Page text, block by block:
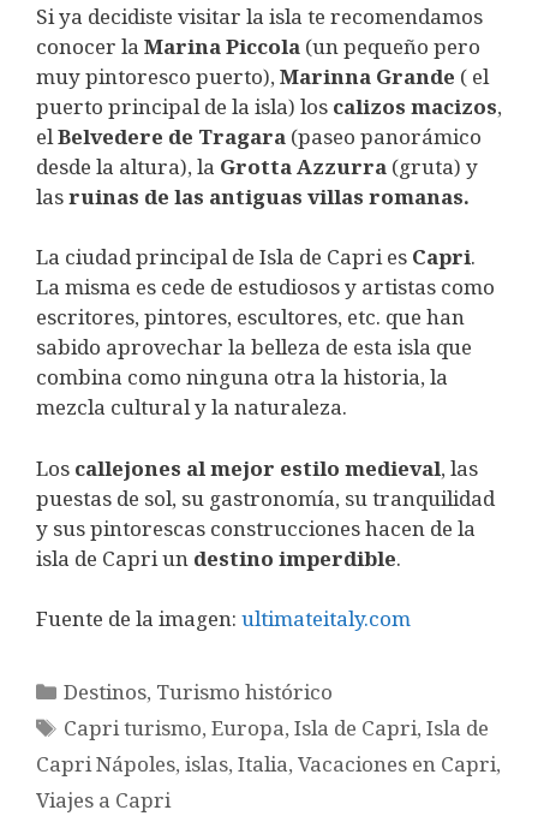
Si ya decidiste visitar la isla te recomendamos
conocer la Marina Piccola (un pequeño pero
muy pintoresco puerto), Marinna Grande ( el
puerto principal de la isla) los calizos macizos,
elBelvedere de Tragara (paseo panorámico
desde la altura), la Grotta Azzurra (gruta) y
lasruinas de las antiguas villas romanas.
La ciudad principal de Isla de Capri es Capri.
La misma es cede de estudiosos y artistas como
escritores, pintores, escultores, etc. que han
sabido aprovechar la belleza de esta isla que
combina como ninguna otra la historia, la
mezcla cultural y la naturaleza.
Los callejones al mejor estilo medieval, las
puestas de sol, su gastronomía, su tranquilidad
y sus pintorescas construcciones hacen de la
isla de Capri un destino imperdible.
Fuente de la imagen: ultimateitaly.com
Categorías
Destinos, Turismo histórico
Etiquetas
Capri turismo,Europa,Isla de Capri,Isla de
Capri Nápoles, islas, Italia, Vacaciones en Capri,
Viajes a Capri